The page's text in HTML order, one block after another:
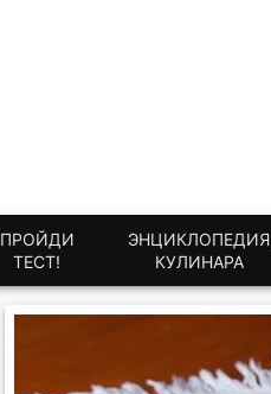
ПРОЙДИ
ТЕСТ!
ЭНЦИКЛОПЕДИЯ
КУЛИНАРА